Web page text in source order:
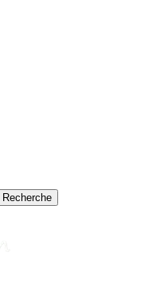
Recherche